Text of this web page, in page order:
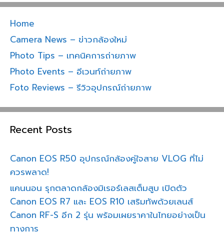
Home
Camera News – ข่าวกล้องใหม่
Photo Tips – เทคนิคการถ่ายภาพ
Photo Events – อีเวนท์ถ่ายภาพ
Foto Reviews – รีวิวอุปกรณ์ถ่ายภาพ
Recent Posts
Canon EOS R50 อุปกรณ์กล้องคู่ใจสาย VLOG ที่ไม่
ควรพลาด!
แคนนอน รุกตลาดกล้องมิเรอร์เลสเต็มสูบ เปิดตัว
Canon EOS R7 และ EOS R10 เสริมทัพด้วยเลนส์
Canon RF-S อีก 2 รุ่น พร้อมเผยราคาในไทยอย่างเป็น
ทางการ